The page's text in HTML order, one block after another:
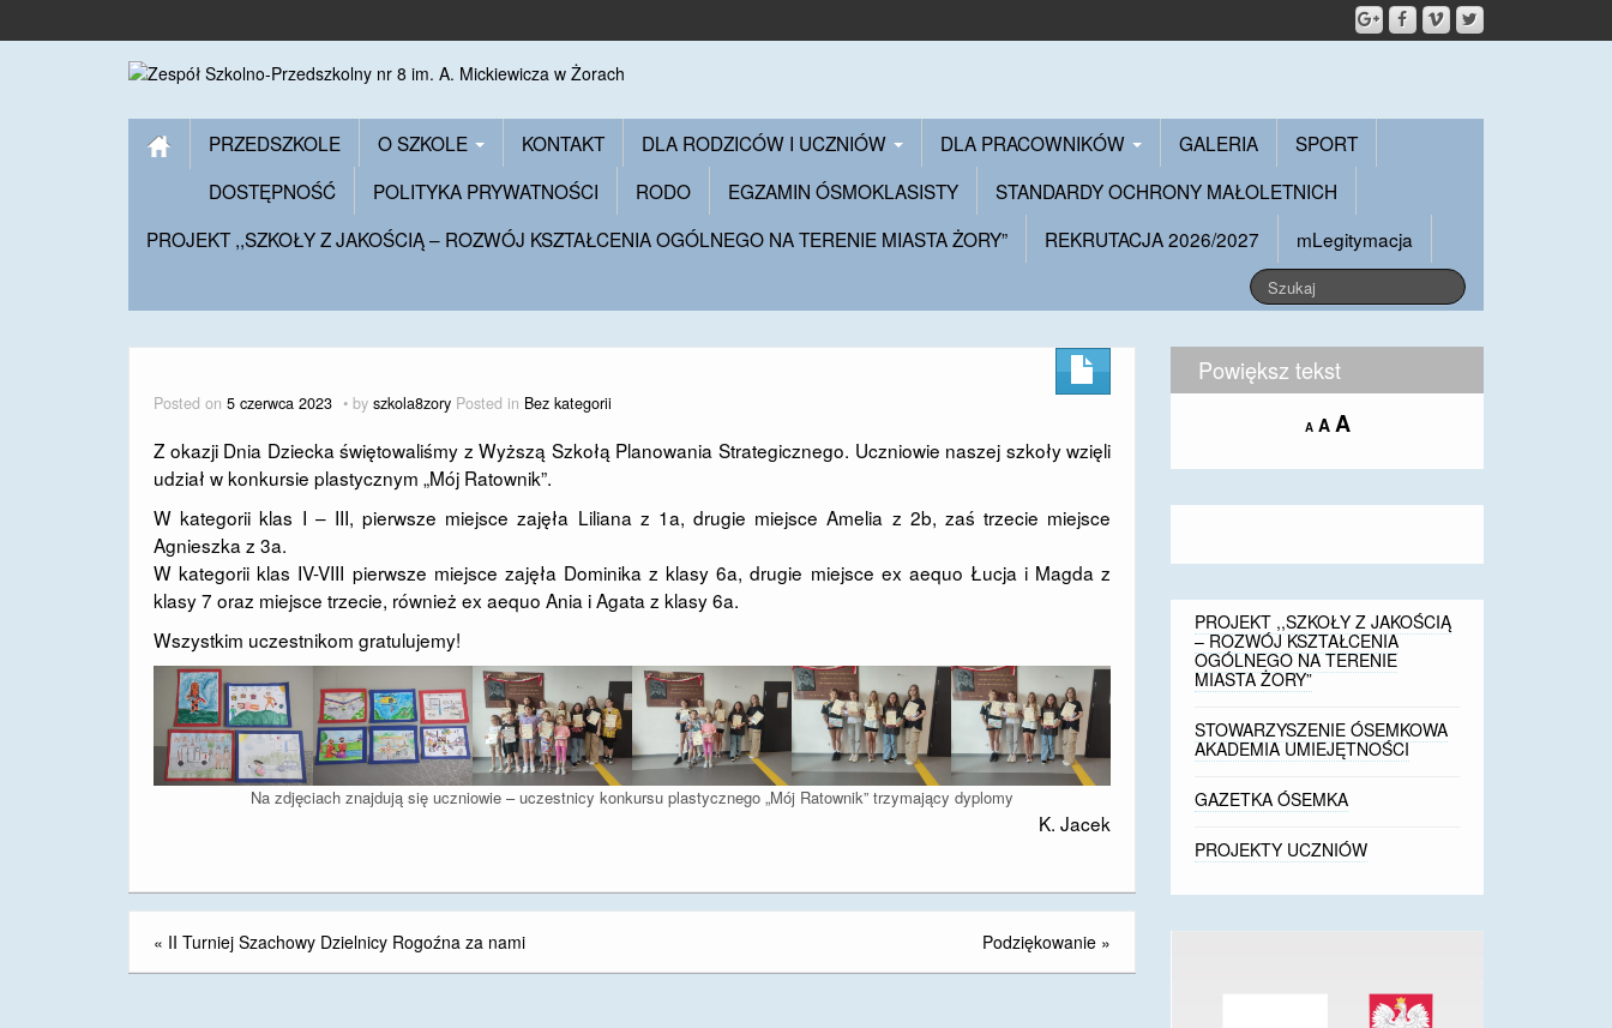
PRZEDSZKOLE O SZKOLE KONTAKT DLA RODZICÓW I UCZNIÓW DLA PRACOWNIKÓW GALERIA
SPORT
DOSTĘPNOŚĆ
POLITYKA PRYWATNOŚCI RODO EGZAMIN ÓSMOKLASISTY
STANDARDY OCHRONY MAŁOLETNICH
PROJEKT ,,SZKOŁY Z JAKOŚCIĄ – ROZWÓJ KSZTAŁCENIA OGÓLNEGO NA TERENIE MIASTA ŻORY”
REKRUTACJA 2026/2027 mLegitymacja
Posted on 5 czerwca 2023 by szkola8zory Posted in Bez kategorii
Z okazji Dnia Dziecka świętowaliśmy z Wyższą Szkołą Planowania Strategicznego. Uczniowie naszej szkoły wzięli
udział w konkursie plastycznym „Mój Ratownik”.
W kategorii klas I – III, pierwsze miejsce zajęła Liliana z 1a, drugie miejsce Amelia z 2b, zaś trzecie miejsce
Agnieszka z 3a.
W kategorii klas IV-VIII pierwsze miejsce zajęła Dominika z klasy 6a, drugie miejsce ex aequo Łucja i Magda z
klasy 7 oraz miejsce trzecie, również ex aequo Ania i Agata z klasy 6a.
Wszystkim uczestnikom gratulujemy!
Na zdjęciach znajdują się uczniowie – uczestnicy konkursu plastycznego „Mój Ratownik” trzymający dyplomy
K. Jacek
« II Turniej Szachowy Dzielnicy Rogoźna za nami Podziękowanie »
Powiększ tekst
ADecrease
size.
AReset
size.
AIncrease
size.
PROJEKT ,,SZKOŁY Z JAKOŚCIĄ
– ROZWÓJ KSZTAŁCENIA
OGÓLNEGO NA TERENIE
MIASTA ŻORY”
STOWARZYSZENIE ÓSEMKOWA
AKADEMIA UMIEJĘTNOŚCI
GAZETKA ÓSEMKA
PROJEKTY UCZNIÓW